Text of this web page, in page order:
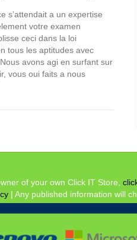
s’attendait a un expertise
votre examen
ceci dans la loi
tous les aptitudes avec
avons agi en surfant sur
vous oui faits a nous
of your own Click IT Store,
| Any published information will